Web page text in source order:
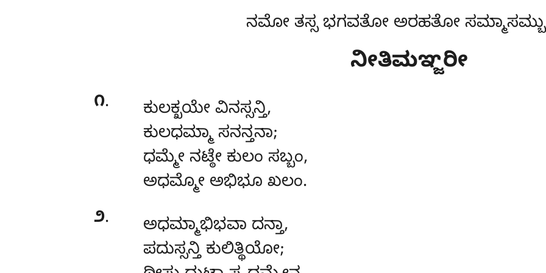
ನಮೋ ತಸ್ಸ ಭಗವತೋ ಅರಹತೋ
ನೀತಿಮಞ್ಜರೀ
೧. ಕುಲಕ್ಖಯೇ ವಿನಸ್ಸನ್ತಿ,
ಕುಲಧಮ್ಮಾ ಸನನ್ತನಾ;
ಧಮ್ಮೇ ನಟ್ಠೇ ಕುಲಂ ಸಬ್ಬಂ,
ಅಧಮ್ಮೋ ಅಭಿಭೂ ಖಲಂ.
೨.
ಅಧಮ್ಮಾಭಿಭವಾ ದನ್ತಾ,
ಪದುಸ್ಸನ್ತಿ ಕುಲಿತ್ಥಿಯೋ;